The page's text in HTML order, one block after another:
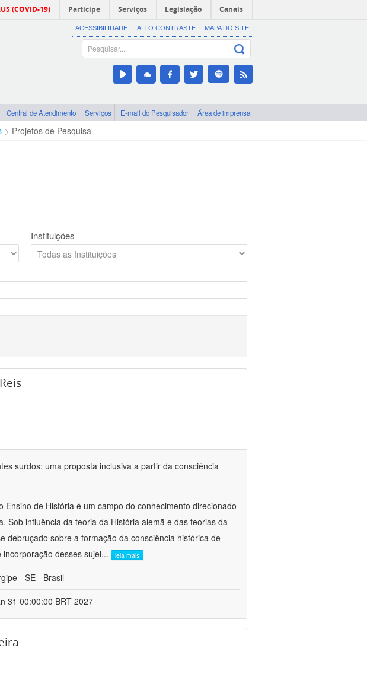
(COVID-19) Participe Serviços Legislação Canais
ACESSIBILIDADE ALTO CONTRASTE MAPA DO SITE
Central de Atendimento Serviços E-mail do Pesquisador Área de imprensa
Projetos de Pesquisa
Instituições
surdos: uma proposta inclusiva a partir da consciência
Ensino de História é um campo do conhecimento direcionado
Sob influência da teoria da História alemã e das teorias da
debruçado sobre a formação da consciência histórica de
desses sujei... leia mais
- SE - Brasil
31 00:00:00 BRT 2027